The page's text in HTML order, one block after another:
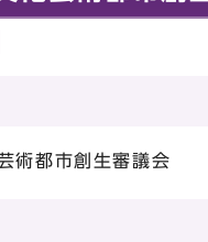
術都市創生審議会